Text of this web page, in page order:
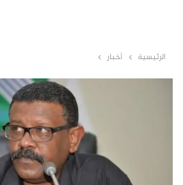
الرئيسية أخبار